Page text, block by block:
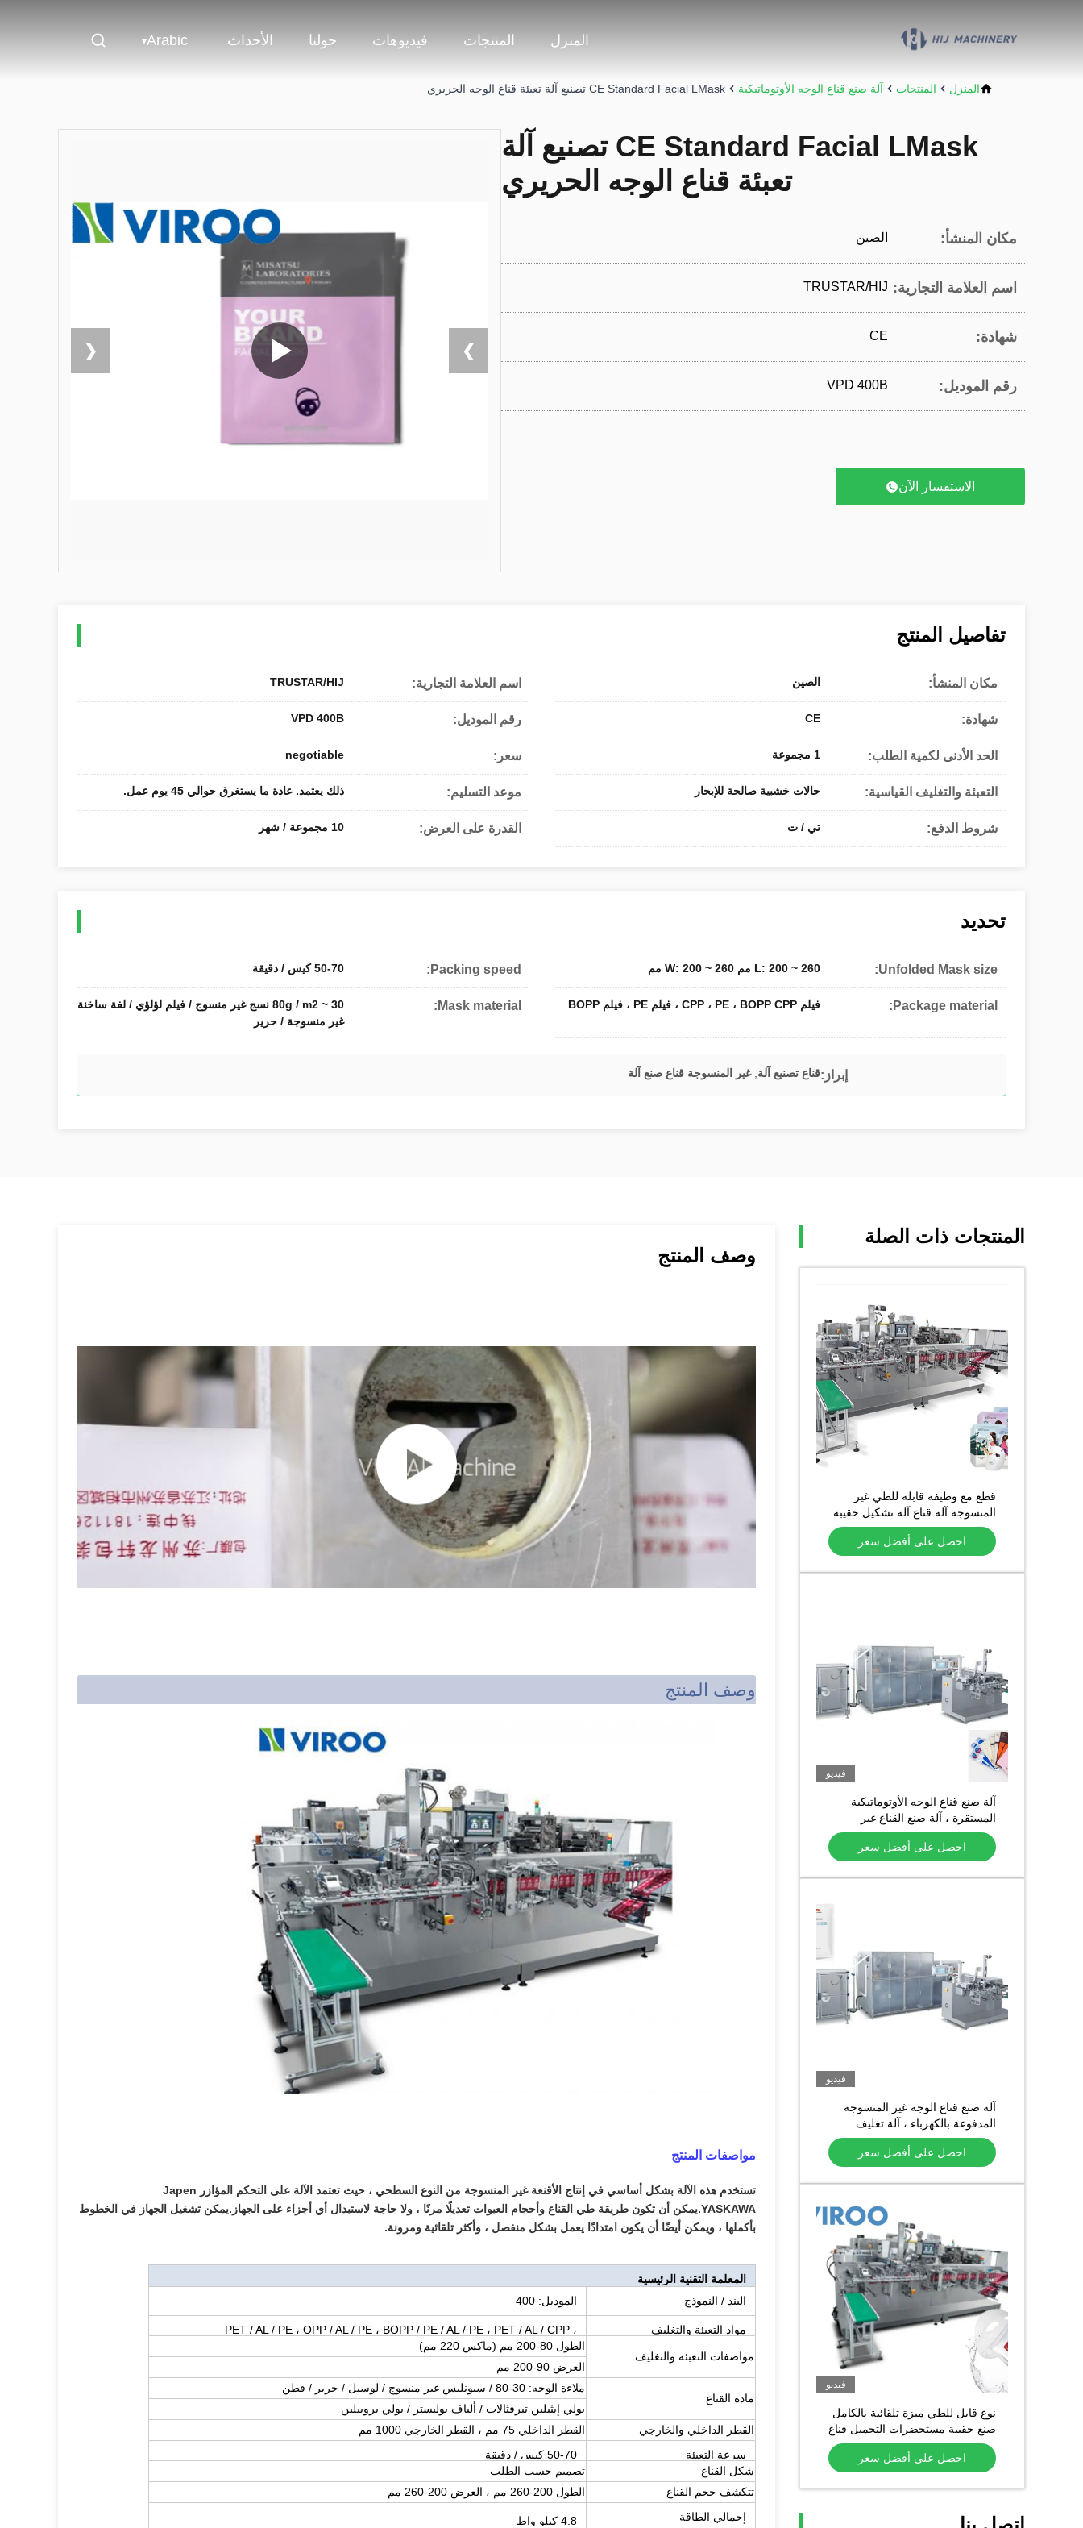
المنزل المنتجات فيديوهات حولنا الأحداث Arabic
المنزل المنتجات آلة صنع قناع الوجه الأوتوماتيكية CE Standard Facial LMask تصنيع آلة تعبئة قناع الوجه الحريري
❮ ❯
CE Standard Facial LMask تصنيع آلة
تعبئة قناع الوجه الحريري
مكان المنشأ: الصين
اسم العلامة التجارية: TRUSTAR/HIJ
شهادة: CE
رقم الموديل: VPD 400B
الاستفسار الآن
تفاصيل المنتج
مكان المنشأ: الصين اسم العلامة التجارية: TRUSTAR/HIJ
شهادة: CE رقم الموديل: VPD 400B
الحد الأدنى لكمية الطلب: 1 مجموعة سعر: negotiable
التعبئة والتغليف القياسية: حالات خشبية صالحة للإبحار موعد التسليم: ذلك يعتمد. عادة ما يستغرق حوالي 45 يوم عمل.
شروط الدفع: تي / ت القدرة على العرض: 10 مجموعة / شهر
تحديد
Unfolded Mask size: L: 200 ~ 260 مم W: 200 ~ 260 مم Packing speed: 50-70 كيس / دقيقة
Package material: فيلم CPP ، PE ، BOPP CPP ، فيلم PE ، فيلم BOPP Mask material:
30 ~ 80g / m2 نسج غير منسوج / فيلم لؤلؤي / لفة ساخنة
غير منسوجة / حرير
إبراز:قناع تصنيع آلة ,غير المنسوجة قناع صنع آلة
وصف المنتج
وصف المنتج
مواصفات المنتج
تستخدم هذه الآلة بشكل أساسي في إنتاج الأقنعة غير المنسوجة من النوع السطحي ، حيث تعتمد الآلة على التحكم المؤازر Japen
YASKAWA.يمكن أن تكون طريقة طي القناع وأحجام العبوات تعديلًا مرنًا ، ولا حاجة لاستبدال أي أجزاء على الجهاز.يمكن تشغيل الجهاز في الخطوط
بأكملها ، ويمكن أيضًا أن يكون امتدادًا يعمل بشكل منفصل ، وأكثر تلقائية ومرونة.
المعلمة التقنية الرئيسية
البند / النموذج
الموديل: 400
مواد التعبئة والتغليف
PET / AL / PE ، OPP / AL / PE ، BOPP / PE / AL / PE ، PET / AL / CPP ،
PAPER / LDPE / AL
مواصفات التعبئة والتغليف
الطول 80-200 مم (ماكس 220 مم)
العرض 90-200 مم
مادة القناع
ملاءة الوجه: 30-80 / سبونليس غير منسوج / لوسيل / حرير / قطن
بولي إيثيلين تيرفثالات / ألياف بوليستر / بولي بروبيلين
القطر الداخلي والخارجي
القطر الداخلي 75 مم ، القطر الخارجي 1000 مم
سرعة التعبئة
50-70 كيس / دقيقة
شكل القناع
تصميم حسب الطلب
تتكشف حجم القناع
الطول 200-260 مم ، العرض 200-260 مم
إجمالي الطاقة
4.8 كيلو واط
المنتجات ذات الصلة
قطع مع وظيفة قابلة للطي غير
المنسوجة آلة قناع آلة تشكيل حقيبة
الوجه التلقائي
احصل على أفضل سعر
فيديو
آلة صنع قناع الوجه الأوتوماتيكية
المستقرة ، آلة صنع القناع غير
المنسوج
احصل على أفضل سعر
فيديو
آلة صنع قناع الوجه غير المنسوجة
المدفوعة بالكهرباء ، آلة تغليف
القناع الأربعة الجانبية
احصل على أفضل سعر
فيديو
نوع قابل للطي ميزة تلقائية بالكامل
صنع حقيبة مستحضرات التجميل قناع
الوجه آلة التعبئة
احصل على أفضل سعر